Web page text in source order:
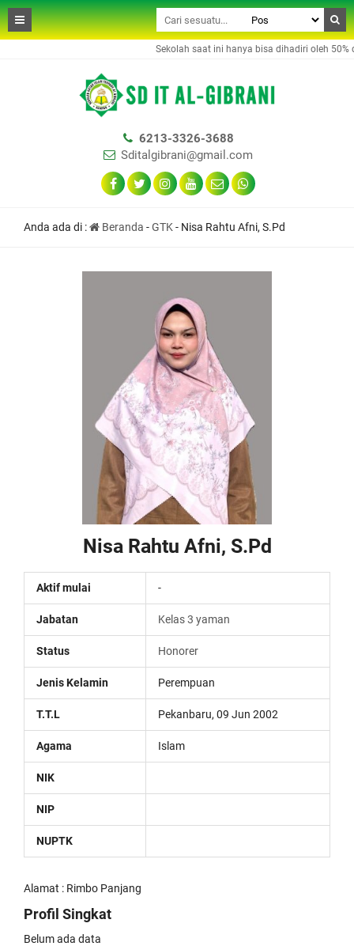
Sekolah saat ini hanya bisa dihadiri oleh 50%
6213-3326-3688
Sditalgibrani@gmail.com
Anda ada di : Beranda -GTK - Nisa Rahtu Afni, S.Pd
Nisa Rahtu Afni, S.Pd
Aktif mulai -
Jabatan Kelas 3 yaman
Status Honorer
Jenis Kelamin Perempuan
T.T.L Pekanbaru, 09 Jun 2002
Agama Islam
NIK
NIP
NUPTK
Alamat : Rimbo Panjang
Profil Singkat
Belum ada data